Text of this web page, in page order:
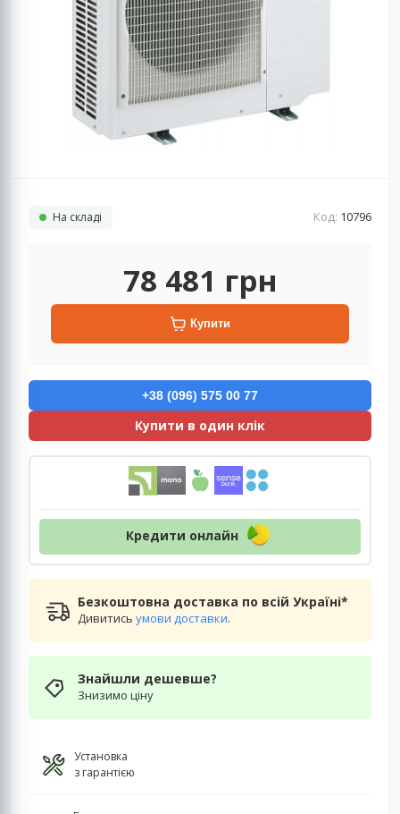
На складі Код: 10796
78 481 грн
Купити
+38 (096) 575 00 77
Купити в один клік
Кредити онлайн
Безкоштовна доставка по всій Україні*
Дивитисьумови доставки.
Знайшли дешевше?
Знизимо ціну
Установка
з гарантією